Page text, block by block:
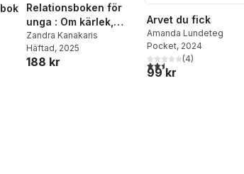
Relationsboken för
unga : Om kärlek,
svartsjuka och
kontroll
Zandra Kanakaris
Häftad, 2025
188 kr
Arvet du fick
Amanda Lundeteg
Pocket, 2024
2,5utav 5 stjärnor.
(4)
99 kr